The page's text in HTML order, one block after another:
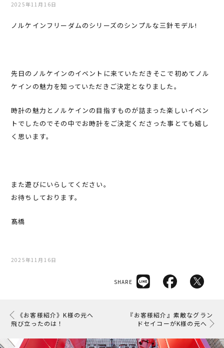
2025年11月16日
ノルケインフリーダムのシリーズのシンプルな三針モデル!
先日のノルケインのイベントに来ていただきそこで初めてノル
ケインの魅力を知っていただきご決定となりました。
時計の魅力とノルケインの目指すものが詰まった楽しいイベン
トでしたのでその中でお時計をご決定くださった事とても嬉し
く思います。
また遊びにいらしてください。
お待ちしております。
髙橋
2025年11月16日
SHARE
《お客様紹介》K様の元へ
飛び立ったのは！
『お客様紹介』素敵なグラン
ドセイコーがK様の元へ